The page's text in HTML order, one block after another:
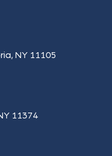
NY 11105
11374